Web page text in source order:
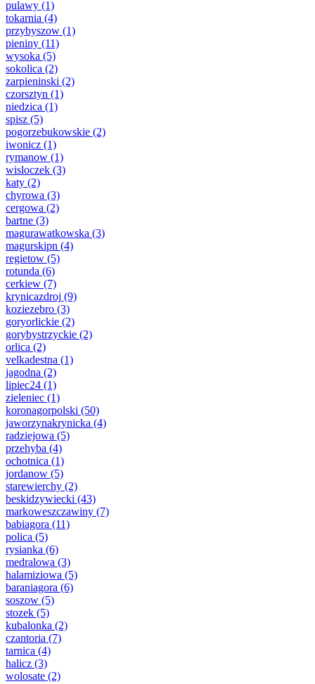
pulawy (1)
tokarnia (4)
przybyszow (1)
pieniny (11)
wysoka (5)
sokolica (2)
zarpieninski (2)
czorsztyn (1)
niedzica (1)
spisz (5)
pogorzebukowskie (2)
iwonicz (1)
rymanow (1)
wisloczek (3)
katy (2)
chyrowa (3)
cergowa (2)
bartne (3)
magurawatkowska (3)
magurskipn (4)
regietow (5)
rotunda (6)
cerkiew (7)
krynicazdroj (9)
koziezebro (3)
goryorlickie (2)
gorybystrzyckie (2)
orlica (2)
velkadestna (1)
jagodna (2)
lipiec24 (1)
zieleniec (1)
koronagorpolski (50)
jaworzynakrynicka (4)
radziejowa (5)
przehyba (4)
ochotnica (1)
jordanow (5)
starewierchy (2)
beskidzywiecki (43)
markoweszczawiny (7)
babiagora (11)
polica (5)
rysianka (6)
medralowa (3)
halamiziowa (5)
baraniagora (6)
soszow (5)
stozek (5)
kubalonka (2)
czantoria (7)
tarnica (4)
halicz (3)
wolosate (2)